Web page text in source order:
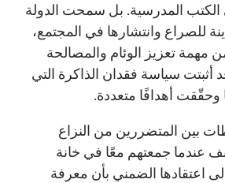
الكتب المدرسية. بل سمحت الدولة
للصراع وانتشارها في المجتمع،
تعزيز الوئام والمصالحة
أثبتت سياسة فقدان الذاكرة التي
وحقّقت أهدافًا متعددة.
بين المتضررين من النزاع
عندما جمعتهم معًا في خانة
اعتقادها الضمني بأن معرفة